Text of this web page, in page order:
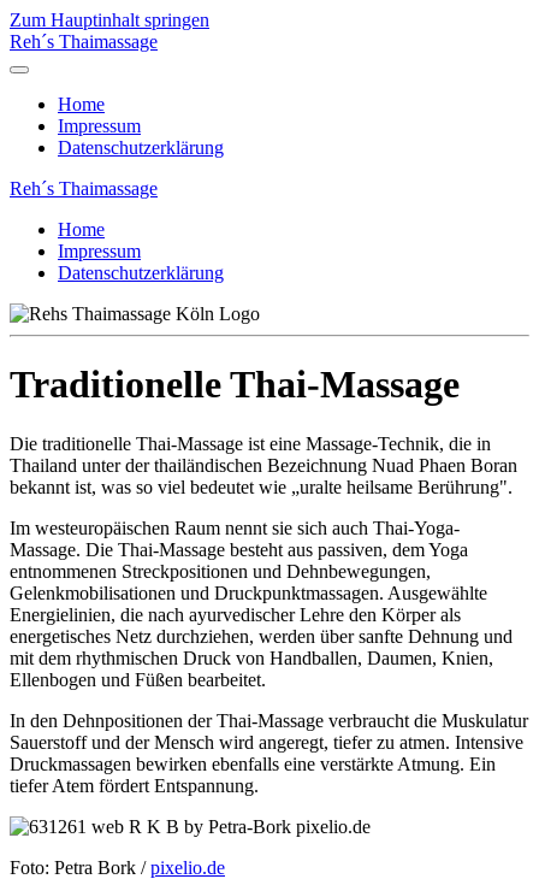
Zum Hauptinhalt springen
Reh´s Thaimassage
Home
Impressum
Datenschutzerklärung
Reh´s Thaimassage
Home
Impressum
Datenschutzerklärung
Traditionelle Thai-Massage
Die traditionelle Thai-Massage ist eine Massage-Technik, die in
Thailand unter der thailändischen Bezeichnung Nuad Phaen Boran
bekannt ist, was so viel bedeutet wie „uralte heilsame Berührung".
Im westeuropäischen Raum nennt sie sich auch Thai-Yoga-
Massage. Die Thai-Massage besteht aus passiven, dem Yoga
entnommenen Streckpositionen und Dehnbewegungen,
Gelenkmobilisationen und Druckpunktmassagen. Ausgewählte
Energielinien, die nach ayurvedischer Lehre den Körper als
energetisches Netz durchziehen, werden über sanfte Dehnung und
mit dem rhythmischen Druck von Handballen, Daumen, Knien,
Ellenbogen und Füßen bearbeitet.
In den Dehnpositionen der Thai-Massage verbraucht die Muskulatur
Sauerstoff und der Mensch wird angeregt, tiefer zu atmen. Intensive
Druckmassagen bewirken ebenfalls eine verstärkte Atmung. Ein
tiefer Atem fördert Entspannung.
Foto: Petra Bork /pixelio.de